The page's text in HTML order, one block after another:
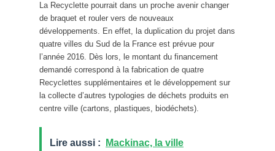
La Recyclette pourrait dans un proche avenir changer
de braquet et rouler vers de nouveaux
développements. En effet, la duplication du projet dans
quatre villes du Sud de la France est prévue pour
l’année 2016. Dès lors, le montant du financement
demandé correspond à la fabrication de quatre
Recyclettes supplémentaires et le développement sur
la collecte d’autres typologies de déchets produits en
centre ville (cartons, plastiques, biodéchets).
Lire aussi :
Mackinac, la ville